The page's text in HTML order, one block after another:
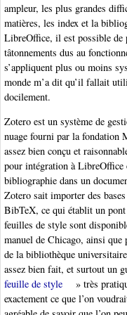
ampleur, les plus grandes
matières, les index et la
LibreOffice, il est possible de
tâtonnements dus au
s’appliquent plus ou moins
monde m’a dit qu’il fallait
docilement.
Zotero est un système de
nuage fourni par la fondation
assez bien conçu et
pour intégration à LibreOffice
bibliographie dans un
Zotero sait importer des
BibTeX, ce qui établit un
feuilles de style sont
manuel de Chicago, ainsi
de la bibliothèque
assez bien fait, et surtout un
feuille de style
» très
exactement ce que l’on